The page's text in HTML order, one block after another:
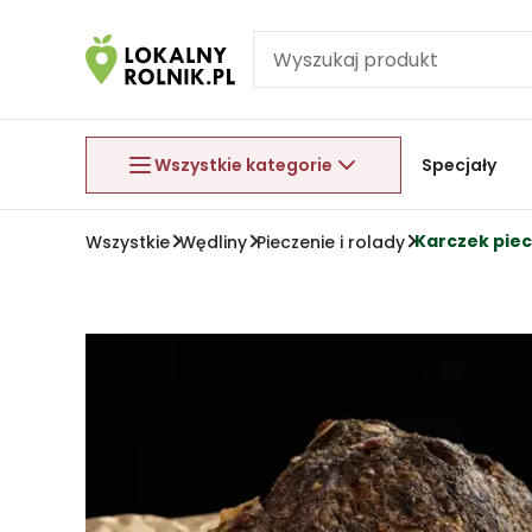
Wszystkie kategorie
Aby wyjść z menu, naciśnij przycisk Esc.
Specjały
Wszystkie Wędliny Pieczenie i rolady Karczek